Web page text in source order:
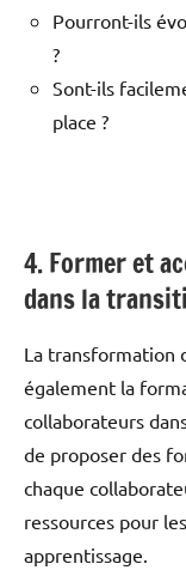
Pourront-ils
?
Sont-ils
place ?
4. Former et
dans la
La transformation
également la
collaborateurs
de proposer des
chaque
ressources pour
apprentissage.